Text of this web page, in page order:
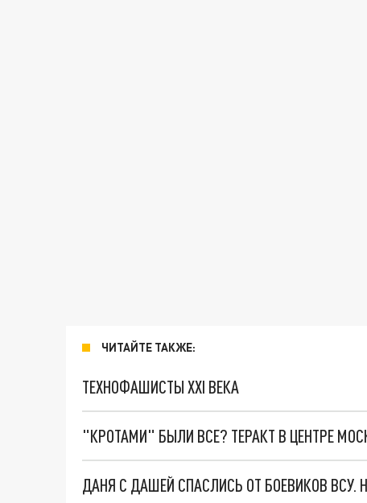
ЧИТАЙТЕ ТАКЖЕ:
ТЕХНОФАШИСТЫ XXI ВЕКА
"КРОТАМИ" БЫЛИ ВСЕ? ТЕРАКТ В ЦЕНТРЕ
ДАНЯ С ДАШЕЙ СПАСЛИСЬ ОТ БОЕВИКОВ